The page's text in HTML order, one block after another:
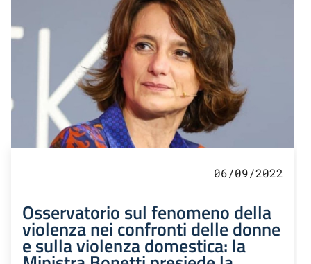
06/09/2022
Osservatorio sul fenomeno della
violenza nei confronti delle donne
e sulla violenza domestica: la